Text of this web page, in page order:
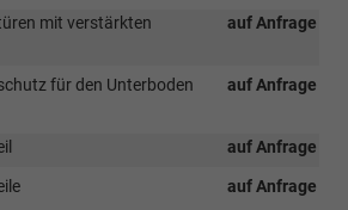
auf Anfrage
mit verstärkten
auf Anfrage
für den Unterboden
auf Anfrage
auf Anfrage